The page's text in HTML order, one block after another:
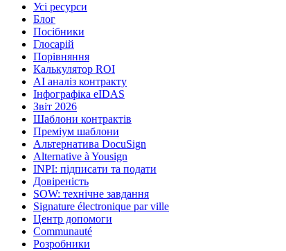
Усі ресурси
Блог
Посібники
Глосарій
Порівняння
Калькулятор ROI
AI аналіз контракту
Інфографіка eIDAS
Звіт 2026
Шаблони контрактів
Преміум шаблони
Альтернатива DocuSign
Alternative à Yousign
INPI: підписати та подати
Довіреність
SOW: технічне завдання
Signature électronique par ville
Центр допомоги
Communauté
Розробники